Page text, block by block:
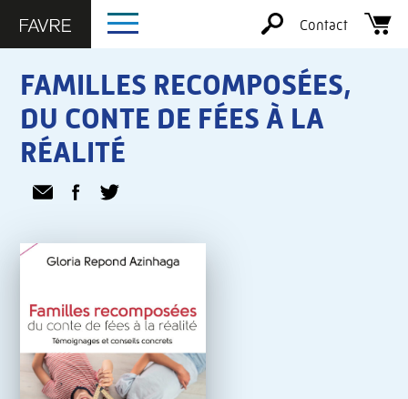
Contact
FAMILLES RECOMPOSÉES,
DU CONTE DE FÉES À LA
RÉALITÉ